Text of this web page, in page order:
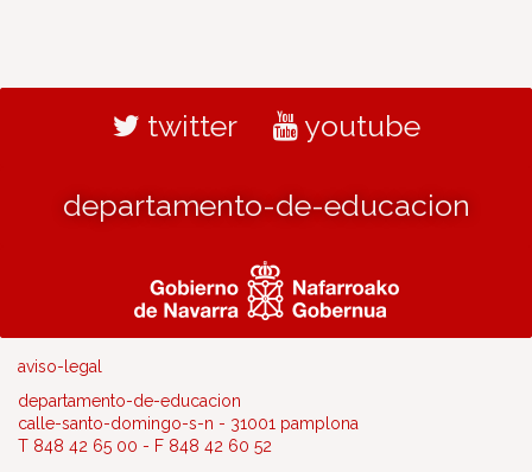
twitter youtube
departamento-de-educacion
aviso-legal
departamento-de-educacion
calle-santo-domingo-s-n - 31001 pamplona
T 848 42 65 00 - F 848 42 60 52